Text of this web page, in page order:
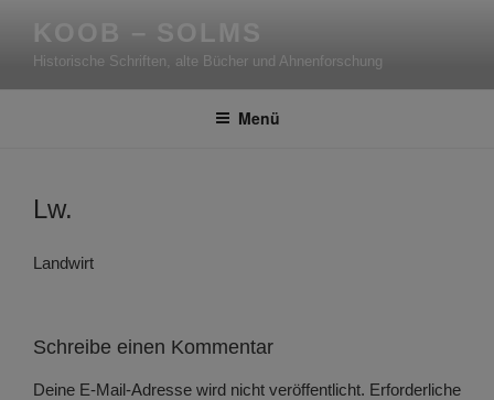
Inhalt
springen
KOOB – SOLMS
Historische Schriften, alte Bücher und Ahnenforschung
Menü
Lw.
Landwirt
Schreibe einen Kommentar
Deine E-Mail-Adresse wird nicht veröffentlicht. Erforderliche